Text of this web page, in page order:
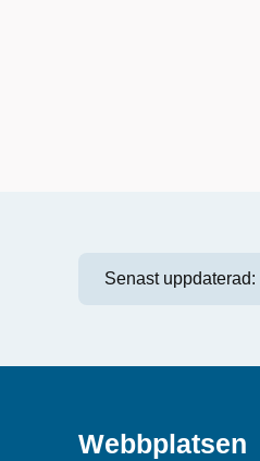
Senast uppdaterad:
Webbplatsen